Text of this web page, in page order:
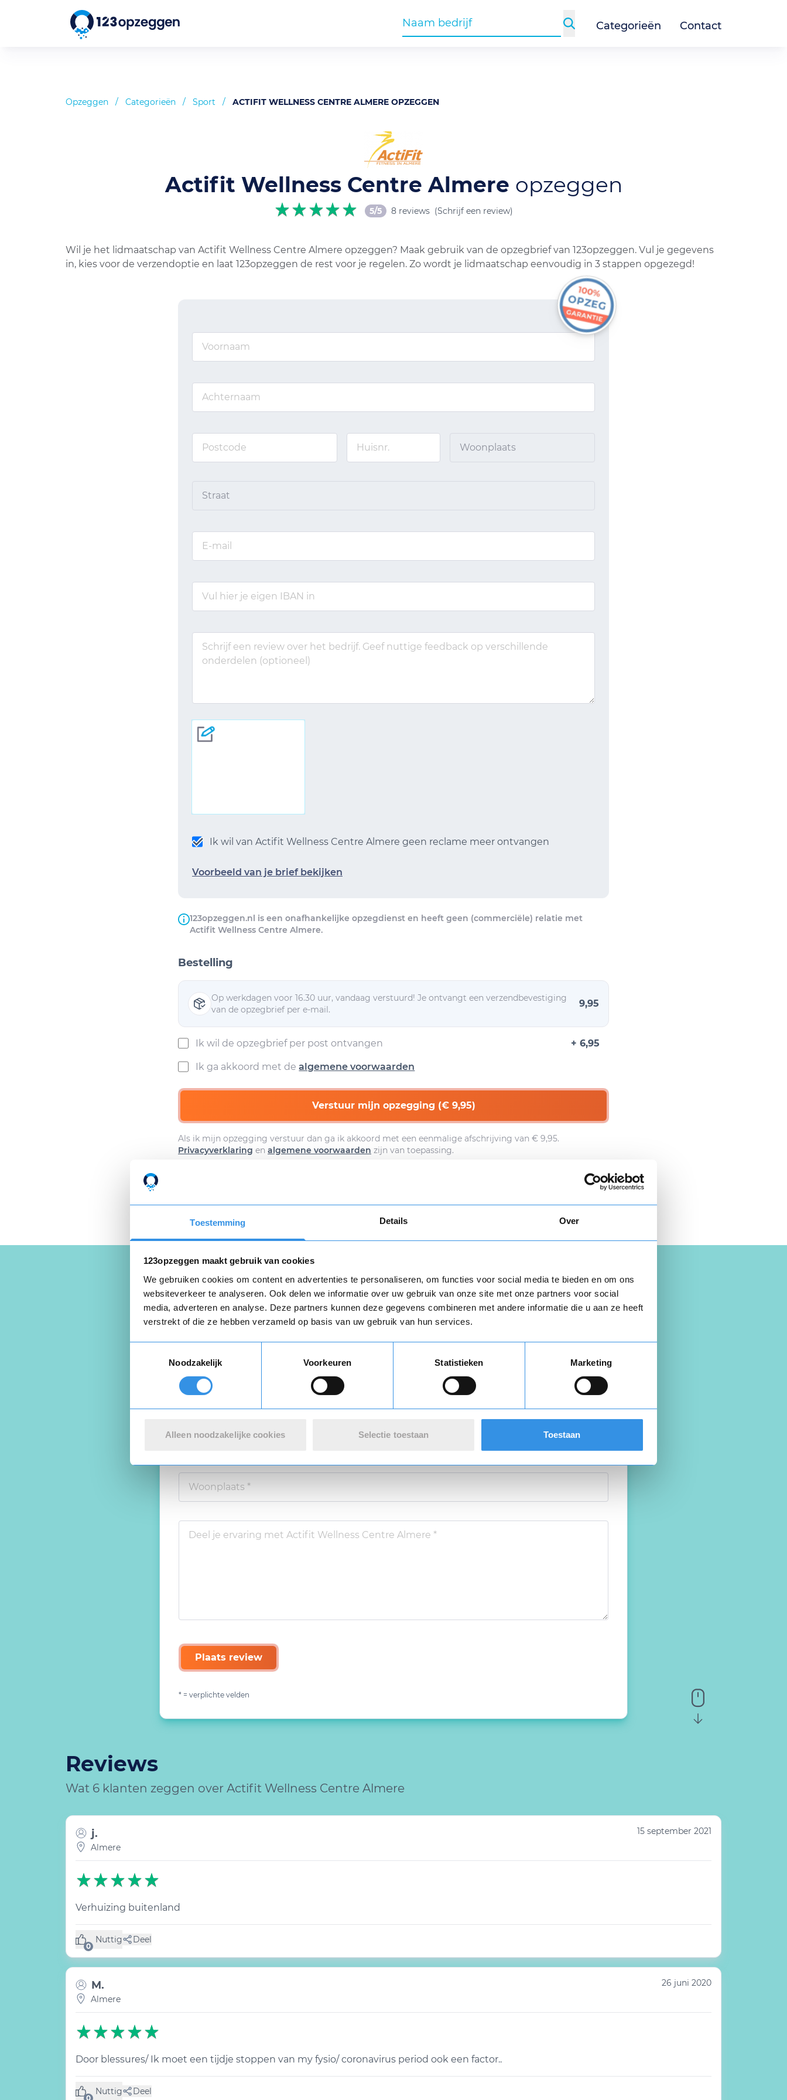
Toestemming Details Over
123opzeggen maakt gebruik van cookies
We gebruiken cookies om content en advertenties te personaliseren, om functies voor social media te bieden en om ons
websiteverkeer te analyseren. Ook delen we informatie over uw gebruik van onze site met onze partners voor social
media, adverteren en analyse. Deze partners kunnen deze gegevens combineren met andere informatie die u aan ze heeft
verstrekt of die ze hebben verzameld op basis van uw gebruik van hun services.
Noodzakelijk
Voorkeuren Statistieken Marketing
Alleen noodzakelijke cookies Selectie toestaan Toestaan
Categorieën Contact
Opzeggen / Categorieën / Sport / ACTIFIT WELLNESS CENTRE ALMERE OPZEGGEN
Actifit Wellness Centre Almere opzeggen
5/5 8 reviews (Schrijf een review)
Wil je het lidmaatschap van Actifit Wellness Centre Almere opzeggen? Maak gebruik van de opzegbrief van 123opzeggen. Vul je gegevens
in, kies voor de verzendoptie en laat 123opzeggen de rest voor je regelen. Zo wordt je lidmaatschap eenvoudig in 3 stappen opgezegd!
Woonplaats
Straat
Ik wil van Actifit Wellness Centre Almere geen reclame meer ontvangen
Voorbeeld van je brief bekijken
123opzeggen.nl is een onafhankelijke opzegdienst en heeft geen (commerciële) relatie met
Actifit Wellness Centre Almere.
Bestelling
Op werkdagen voor 16.30 uur, vandaag verstuurd! Je ontvangt een verzendbevestiging
van de opzegbrief per e-mail.
9,95
Ik wil de opzegbrief per post ontvangen + 6,95
Ik ga akkoord met dealgemene voorwaarden
Verstuur mijn opzegging (€ 9,95)
Als ik mijn opzegging verstuur dan ga ik akkoord met een eenmalige afschrijving van € 9,95.
Privacyverklaring en algemene voorwaarden zijn van toepassing.
Download hier gratis je
Schrijf een review over Actifit Wellness Centre Almere
Beoordeel je ervaring *
Plaats review
* = verplichte velden
Reviews
Wat 6 klanten zeggen over Actifit Wellness Centre Almere
j.
Almere
15 september 2021
Verhuizing buitenland
0
Nuttig
(0 like) Deel
M.
Almere
26 juni 2020
Door blessures/ Ik moet een tijdje stoppen van my fysio/ coronavirus period ook een factor..
0
Nuttig
(0 like) Deel